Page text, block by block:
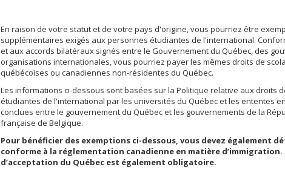
En raison de votre statut et de votre pays d'origine, vous pourriez être
supplémentaires exigés aux personnes étudiantes de l'international.
et aux accords bilatéraux signés entre le Gouvernement du Québec, des
organisations internationales, vous pourriez payer les mêmes droits de
québécoises ou canadiennes non-résidentes du Québec.
Les informations ci-dessous sont basées sur la Politique relative aux droits
étudiantes de l'international par les universités du Québec et les ententes
conclues entre le gouvernement du Québec et les gouvernements de la
française de Belgique.
Pour bénéficier des exemptions ci-dessous, vous devez également
conforme à la réglementation canadienne en matière
d’acceptation du Québec est également obligatoire.